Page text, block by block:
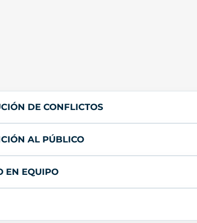
DE CONFLICTOS
AL PÚBLICO
EN EQUIPO